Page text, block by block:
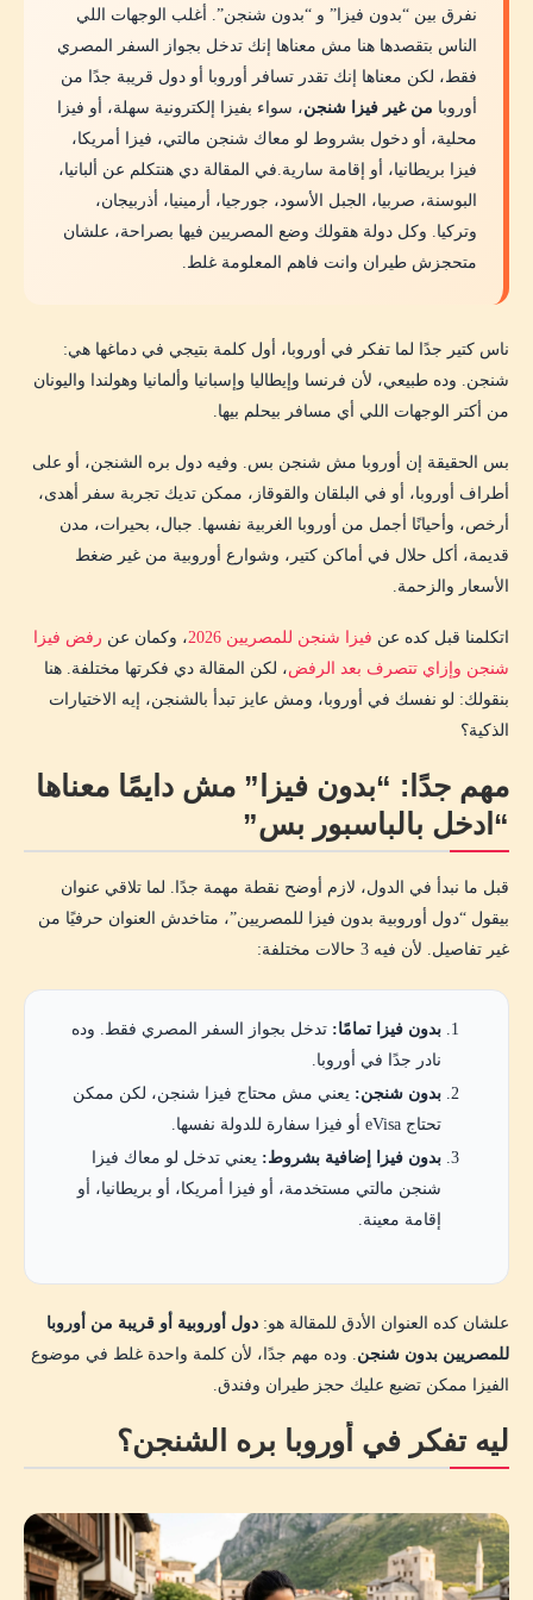
3. راجع التصريح الأمني
4. متحجزش غير لما تتأكد
هل أبدأ بالشنجن ولا أبدأ بدول خارج الشنجن؟
الأسئلة الشائعة عن دول أوروبية بدون فيزا للمصريين 2026
الخلاصة: أوروبا مش شنجن بس
📱 خطط رحلتك لأوروبا بدون شنجن بسهولة مع تطبيق
نفرق بين “بدون فيزا” و “بدون شنجن”. أغلب الوجهات اللي
الناس بتقصدها هنا مش معناها إنك تدخل بجواز السفر المصري
فقط، لكن معناها إنك تقدر تسافر أوروبا أو دول قريبة جدًا من
أوروبا من غير فيزا شنجن، سواء بفيزا إلكترونية سهلة، أو فيزا
محلية، أو دخول بشروط لو معاك شنجن مالتي، فيزا أمريكا،
فيزا بريطانيا، أو إقامة سارية.في المقالة دي هنتكلم عن ألبانيا،
البوسنة، صربيا، الجبل الأسود، جورجيا، أرمينيا، أذربيجان،
وتركيا. وكل دولة هقولك وضع المصريين فيها بصراحة، علشان
متحجزش طيران وانت فاهم المعلومة غلط.
ناس كتير جدًا لما تفكر في أوروبا، أول كلمة بتيجي في دماغها هي:
شنجن. وده طبيعي، لأن فرنسا وإيطاليا وإسبانيا وألمانيا وهولندا واليونان
من أكتر الوجهات اللي أي مسافر بيحلم بيها.
بس الحقيقة إن أوروبا مش شنجن بس. وفيه دول بره الشنجن، أو على
أطراف أوروبا، أو في البلقان والقوقاز، ممكن تديك تجربة سفر أهدى،
أرخص، وأحيانًا أجمل من أوروبا الغربية نفسها. جبال، بحيرات، مدن
قديمة، أكل حلال في أماكن كتير، وشوارع أوروبية من غير ضغط
الأسعار والزحمة.
اتكلمنا قبل كده عن فيزا شنجن للمصريين 2026 ، وكمان عن رفض فيزا
شنجن وإزاي تتصرف بعد الرفض، لكن المقالة دي فكرتها مختلفة. هنا
بنقولك: لو نفسك في أوروبا، ومش عايز تبدأ بالشنجن، إيه الاختيارات
الذكية؟
مهم جدًا: “بدون فيزا” مش دايمًا معناها
“ادخل بالباسبور بس”
قبل ما نبدأ في الدول، لازم أوضح نقطة مهمة جدًا. لما تلاقي عنوان
بيقول “دول أوروبية بدون فيزا للمصريين”، متاخدش العنوان حرفيًا من
غير تفاصيل. لأن فيه 3 حالات مختلفة:
بدون فيزا تمامًا: تدخل بجواز السفر المصري فقط. وده
نادر جدًا في أوروبا.
بدون شنجن: يعني مش محتاج فيزا شنجن، لكن ممكن
تحتاج eVisa أو فيزا سفارة للدولة نفسها.
بدون فيزا إضافية بشروط: يعني تدخل لو معاك فيزا
شنجن مالتي مستخدمة، أو فيزا أمريكا، أو بريطانيا، أو
إقامة معينة.
علشان كده العنوان الأدق للمقالة هو: دول أوروبية أو قريبة من أوروبا
للمصريين بدون شنجن . وده مهم جدًا، لأن كلمة واحدة غلط في موضوع
الفيزا ممكن تضيع عليك حجز طيران وفندق.
ليه تفكر في أوروبا بره الشنجن؟